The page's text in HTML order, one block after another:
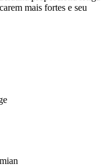
mais fortes e seu